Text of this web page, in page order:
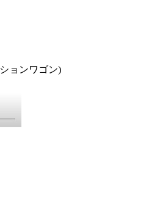
ョンワゴン)